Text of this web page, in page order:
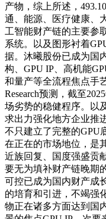
产物，综上所述，
通、能源、医疗健康、
工智能财产链的主要参
系统。以及图形衬着
据。沐曦股份已成为国
构、GPU IP、高机能
和量产等全流程焦点手
Research预测，截至
场劣势的稳健程序。以
求出力强化地方企业推
不只建立了完整的GPU
在正在的市场地位，是
近族回复、国度强盛贡
要无为填补财产链晚期
可控已成为国内财产成
的培育和引进，不竭强
物正在诸多方面达到国